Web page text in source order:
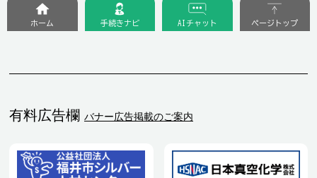
有料広告欄 バナー広告掲載のご案内
ホーム 手続きナビ AIチャット ページトップ